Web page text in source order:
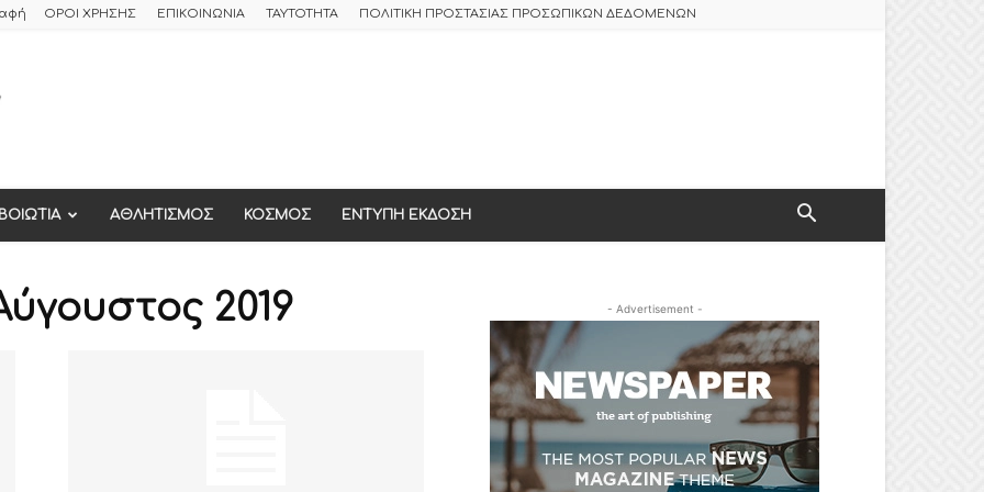
ΟΡΟΙ ΧΡΗΣΗΣ ΕΠΙΚΟΙΝΩΝΙΑ ΤΑΥΤΟΤΗΤΑ ΠΟΛΙΤΙΚΗ ΠΡΟΣΤΑΣΙΑΣ ΠΡΟΣΩΠΙΚΩΝ ΔΕΔΟΜΕΝΩΝ
ΒΟΙΩΤΙΑ ΑΘΛΗΤΙΣΜΟΣ ΚΟΣΜΟΣ ΕΝΤΥΠΗ ΕΚΔΟΣΗ
2019 - Advertisement -